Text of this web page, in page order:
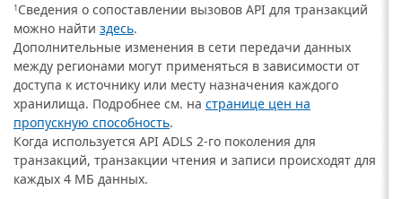
1Сведения о сопоставлении вызовов API для транзакций
можно найти здесь.
Дополнительные изменения в сети передачи данных
между регионами могут применяться в зависимости от
доступа к источнику или месту назначения каждого
хранилища. Подробнее см. на странице цен на
пропускную способность.
Когда используется API ADLS 2-го поколения для
транзакций, транзакции чтения и записи происходят для
каждых 4 МБ данных.